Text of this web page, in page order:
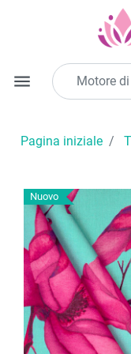
menu
Pagina iniziale
Nuovo